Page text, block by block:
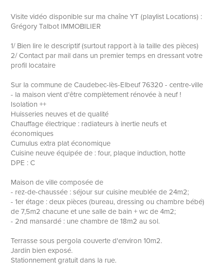
Visite vidéo disponible sur ma chaîne YT (playlist Locations) :
Grégory Talbot IMMOBILIER
1/ Bien lire le descriptif (surtout rapport à la taille des pièces)
2/ Contact par mail dans un premier temps en dressant votre
profil locataire
Sur la commune de Caudebec-lès-Elbeuf 76320 - centre-ville
- la maison vient d'être complètement rénovée à neuf !
Isolation ++
Huisseries neuves et de qualité
Chauffage électrique : radiateurs à inertie neufs et
économiques
Cumulus extra plat économique
Cuisine neuve équipée de : four, plaque induction, hotte
DPE : C
Maison de ville composée de
- rez-de-chaussée : séjour sur cuisine meublée de 24m2;
- 1er étage : deux pièces (bureau, dressing ou chambre bébé)
de 7,5m2 chacune et une salle de bain + wc de 4m2;
- 2nd mansardé : une chambre de 18m2 au sol.
Terrasse sous pergola couverte d'environ 10m2.
Jardin bien exposé.
Stationnement gratuit dans la rue.